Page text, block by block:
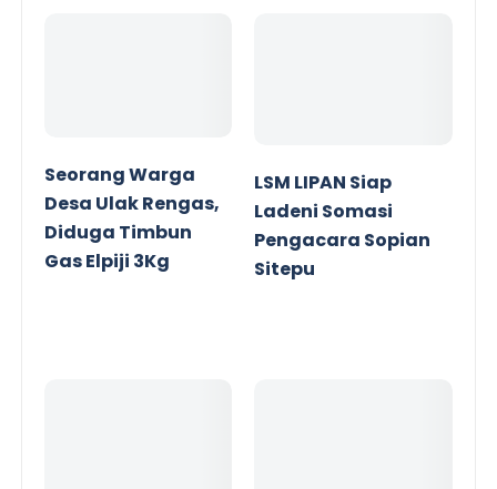
Seorang Warga
Desa Ulak Rengas,
Diduga Timbun
Gas Elpiji 3Kg
LSM LIPAN Siap
Ladeni Somasi
Pengacara Sopian
Sitepu